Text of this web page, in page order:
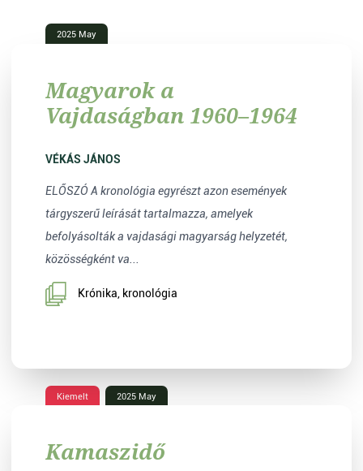
2025 May
Magyarok a
Vajdaságban 1960–1964
VÉKÁS JÁNOS
ELŐSZÓ A kronológia egyrészt azon események
tárgyszerű leírását tartalmazza, amelyek
befolyásolták a vajdasági magyarság helyzetét,
közösségként va...
Krónika, kronológia
Kiemelt 2025 May
Kamaszidő